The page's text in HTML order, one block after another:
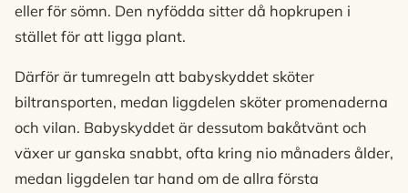
eller för sömn. Den nyfödda sitter då hopkrupen i
stället för att ligga plant.
Därför är tumregeln att babyskyddet sköter
biltransporten, medan liggdelen sköter promenaderna
och vilan. Babyskyddet är dessutom bakåtvänt och
växer ur ganska snabbt, ofta kring nio månaders ålder,
medan liggdelen tar hand om de allra första